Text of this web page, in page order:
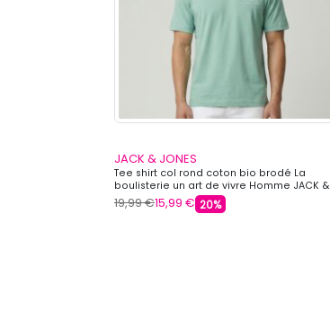
JACK & JONES
Tee shirt col rond coton bio brodé La
boulisterie un art de vivre Homme JACK &
JONES
19,99 €15,99 € 20%